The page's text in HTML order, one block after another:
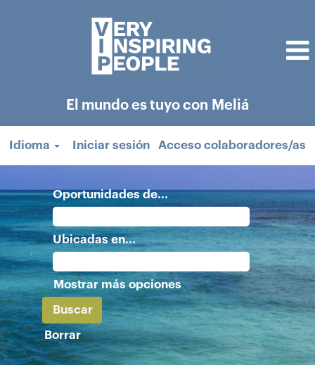
El mundo es tuyo con Meliá
Idioma Iniciar sesión Acceso colaboradores/as
Oportunidades de...
Ubicadas en...
Mostrar más opciones
Borrar